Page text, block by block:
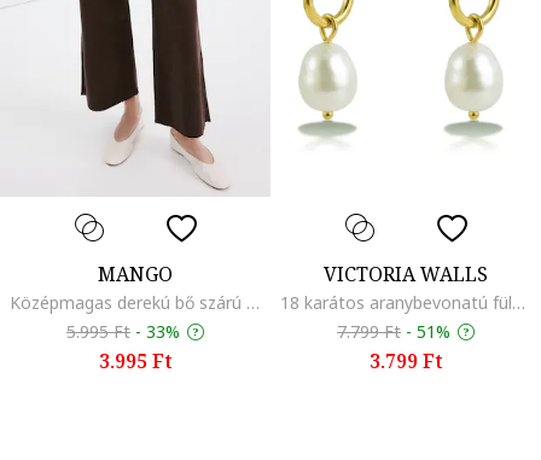
MANGO
Középmagas derekú bő szárú farmernadrág, Sötétbarna
5.995 Ft - 33%
3.995 Ft
VICTORIA WALLS
18 karátos aranybevonatú fülbevaló gyöngyökkel, Fehér/Aranyszín
7.799 Ft - 51%
3.799 Ft